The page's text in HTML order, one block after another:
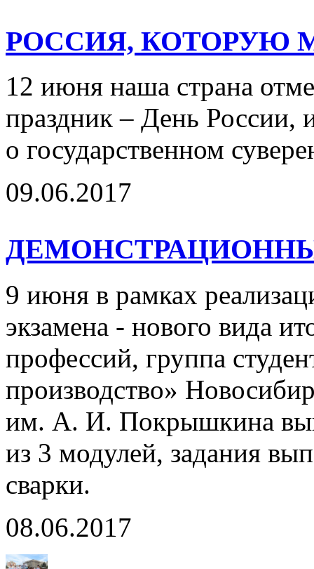
РОССИЯ, КОТОРУЮ
12 июня наша страна
праздник – День России,
о государственном
09.06.2017
9 июня в рамках
экзамена - нового вида
профессий, группа
производство»
им. А. И. Покрышкина
из 3 модулей, задания
сварки.
08.06.2017